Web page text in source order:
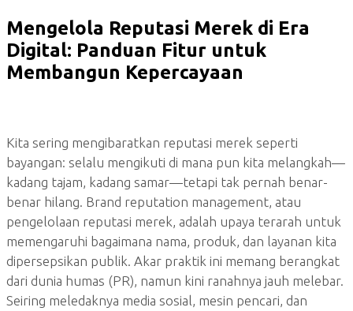
Mengelola Reputasi Merek di Era
Digital: Panduan Fitur untuk
Membangun Kepercayaan
Kita sering mengibaratkan reputasi merek seperti
bayangan: selalu mengikuti di mana pun kita melangkah—
kadang tajam, kadang samar—tetapi tak pernah benar-
benar hilang. Brand reputation management, atau
pengelolaan reputasi merek, adalah upaya terarah untuk
memengaruhi bagaimana nama, produk, dan layanan kita
dipersepsikan publik. Akar praktik ini memang berangkat
dari dunia humas (PR), namun kini ranahnya jauh melebar.
Seiring meledaknya media sosial, mesin pencari, dan